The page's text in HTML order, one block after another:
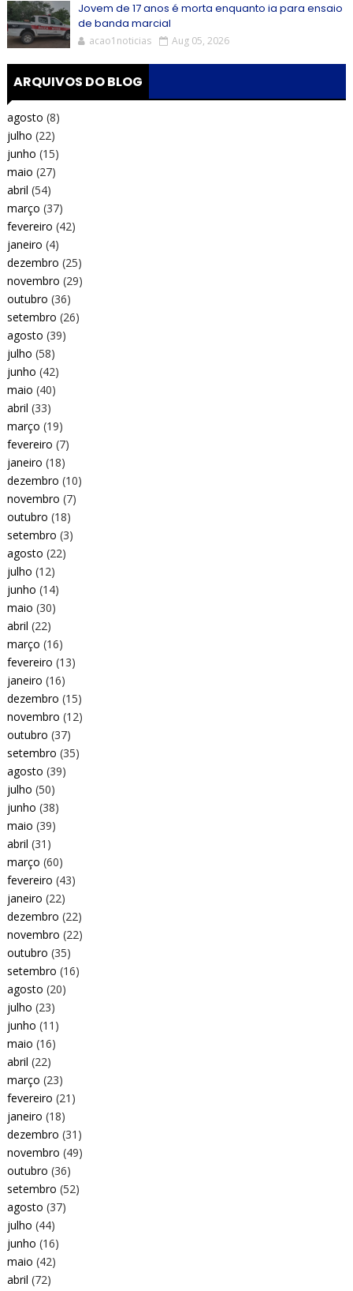
Jovem de 17 anos é morta enquanto ia para ensaio
de banda marcial
acao1noticias Aug 05, 2026
ARQUIVOS DO BLOG
agosto (8)
julho (22)
junho (15)
maio (27)
abril (54)
março (37)
fevereiro (42)
janeiro (4)
dezembro (25)
novembro (29)
outubro (36)
setembro (26)
agosto (39)
julho (58)
junho (42)
maio (40)
abril (33)
março (19)
fevereiro (7)
janeiro (18)
dezembro (10)
novembro (7)
outubro (18)
setembro (3)
agosto (22)
julho (12)
junho (14)
maio (30)
abril (22)
março (16)
fevereiro (13)
janeiro (16)
dezembro (15)
novembro (12)
outubro (37)
setembro (35)
agosto (39)
julho (50)
junho (38)
maio (39)
abril (31)
março (60)
fevereiro (43)
janeiro (22)
dezembro (22)
novembro (22)
outubro (35)
setembro (16)
agosto (20)
julho (23)
junho (11)
maio (16)
abril (22)
março (23)
fevereiro (21)
janeiro (18)
dezembro (31)
novembro (49)
outubro (36)
setembro (52)
agosto (37)
julho (44)
junho (16)
maio (42)
abril (72)